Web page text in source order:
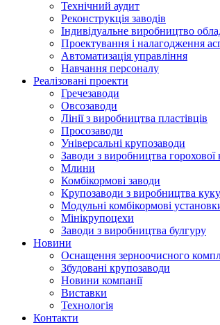
Технічний аудит
Реконструкція заводів
Індивідуальне виробництво
Проектування і налагодження
Автоматизація управління
Навчання персоналу
Реалізовані проекти
Гречезаводи
Овсозаводи
Лінії з виробництва пластівців
Просозаводи
Універсальні крупозаводи
Заводи з виробництва горохової
Млини
Комбікормові заводи
Крупозаводи з виробництва
Модульні комбікормові
Мінікрупоцехи
Заводи з виробництва булгуру
Новини
Оснащення зерноочисного
Збудовані крупозаводи
Новини компанії
Виставки
Технологія
Контакти